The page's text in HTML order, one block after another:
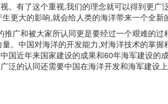
。有了这个重视,我们的理念就可以得到更广
更大的影响,就会给人类的海洋带来一个全新
广和被大家所认同更是要经过一个艰难的过
。中国对海洋的开发能力,对海洋技术的掌握
国近年来国家建设的成果和60年海军建设的
的认同还需要中国在海洋开发和海军建设上